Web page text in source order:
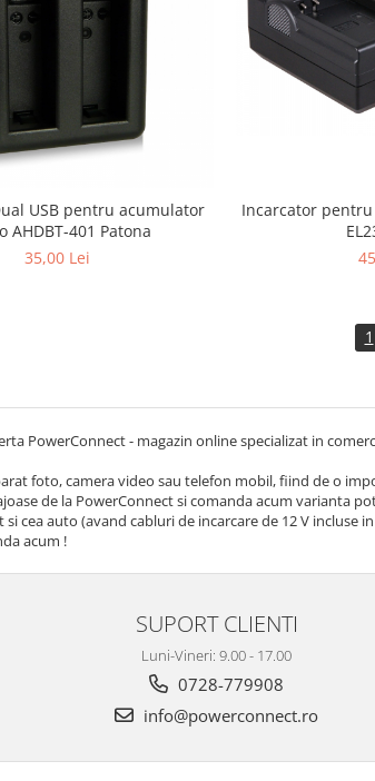
USB pentru acumulator
AHDBT-401 Patona
35,00 Lei
Incarcator
1
PowerConnect - magazin online specializat in
foto, camera video sau telefon mobil, fiind de o
de la PowerConnect si comanda acum varianta
cea auto (avand cabluri de incarcare de 12 V incluse
acum !
SUPORT CLIENTI
Luni-Vineri: 9.00 - 17.00
0728-779908
info@powerconnect.ro